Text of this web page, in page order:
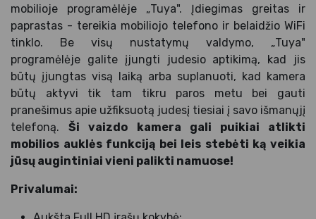
mobilioje programėlėje „Tuya". Įdiegimas greitas ir
paprastas - tereikia mobiliojo telefono ir belaidžio WiFi
tinklo. Be visų nustatymų valdymo, „Tuya"
programėlėje galite įjungti judesio aptikimą, kad jis
būtų įjungtas visą laiką arba suplanuoti, kad kamera
būtų aktyvi tik tam tikru paros metu bei gauti
pranešimus apie užfiksuotą judesį tiesiai į savo išmanųjį
telefoną.Ši vaizdo kamera gali puikiai atlikti
mobilios auklės funkciją bei leis stebėti ką veikia
jūsų augintiniai vieni palikti namuose!
Privalumai: